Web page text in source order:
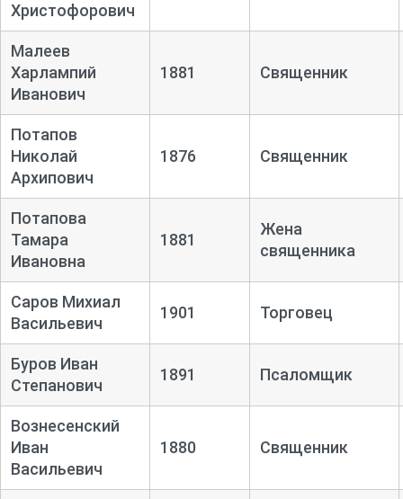
Христофорович
Малеев
Харлампий
Иванович
1881 Священник
Потапов
Николай
Архипович
1876 Священник
Потапова
Тамара
Ивановна
1881
Жена
священника
Саров Михиал
Васильевич
1901 Торговец
Буров Иван
Степанович
1891 Псаломщик
Вознесенский
Иван
Васильевич
1880 Священник